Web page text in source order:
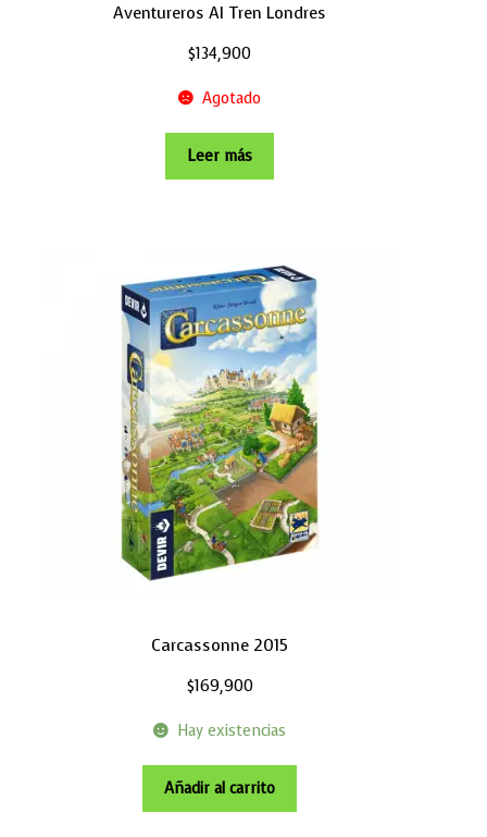
Aventureros Al Tren Londres
$134,900
Agotado
Leer más
Carcassonne 2015
$169,900
Hay existencias
Añadir al carrito